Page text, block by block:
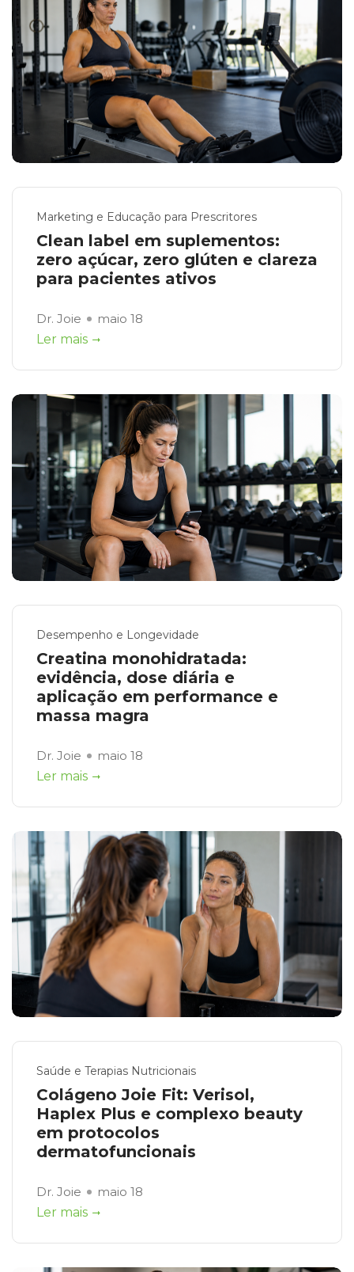
Marketing e Educação para Prescritores
Clean label em suplementos:
zero açúcar, zero glúten e clareza
para pacientes ativos
Dr. Joie
maio 18
Ler mais
Desempenho e Longevidade
Creatina monohidratada:
evidência, dose diária e
aplicação em performance e
massa magra
Dr. Joie
maio 18
Ler mais
Saúde e Terapias Nutricionais
Colágeno Joie Fit: Verisol,
Haplex Plus e complexo beauty
em protocolos
dermatofuncionais
Dr. Joie
maio 18
Ler mais